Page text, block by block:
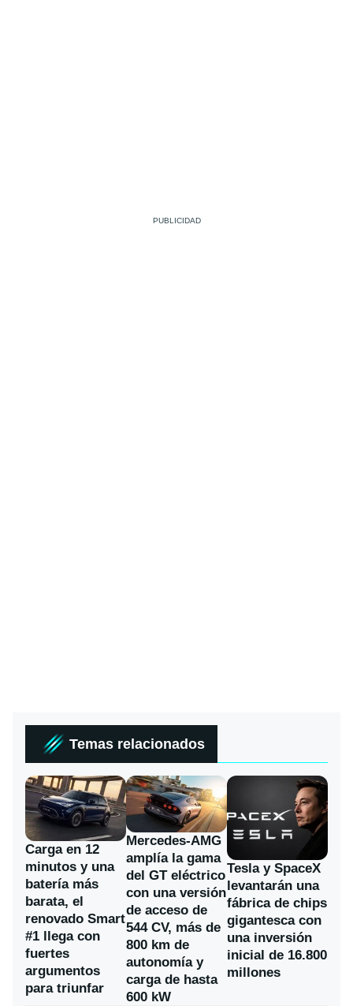
Temas relacionados
Carga en 12
minutos y una
batería más
barata, el
renovado Smart
#1 llega con
fuertes
argumentos
para triunfar
Mercedes-AMG
amplía la gama
del GT eléctrico
con una versión
de acceso de
544 CV, más de
800 km de
autonomía y
carga de hasta
600 kW
Tesla y SpaceX
levantarán una
fábrica de chips
gigantesca con
una inversión
inicial de 16.800
millones